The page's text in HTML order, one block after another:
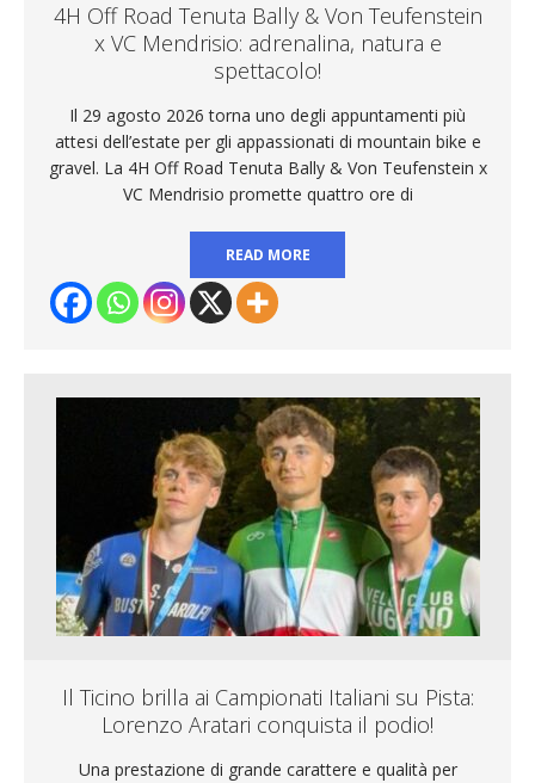
4H Off Road Tenuta Bally & Von Teufenstein
x VC Mendrisio: adrenalina, natura e
spettacolo!
Il 29 agosto 2026 torna uno degli appuntamenti più
attesi dell’estate per gli appassionati di mountain bike e
gravel. La 4H Off Road Tenuta Bally & Von Teufenstein x
VC Mendrisio promette quattro ore di
READ MORE
Il Ticino brilla ai Campionati Italiani su Pista:
Lorenzo Aratari conquista il podio!
Una prestazione di grande carattere e qualità per